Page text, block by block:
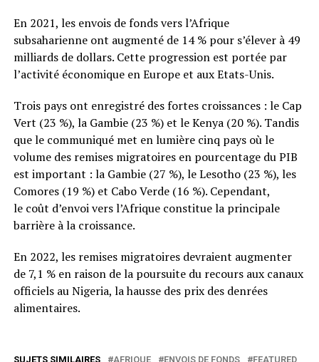
En 2021, les envois de fonds vers l’Afrique
subsaharienne ont augmenté de 14 % pour s’élever à 49
milliards de dollars. Cette progression est portée par
l’activité économique en Europe et aux Etats-Unis.
Trois pays ont enregistré des fortes croissances : le Cap
Vert (23 %), la Gambie (23 %) et le Kenya (20 %). Tandis
que le communiqué met en lumière cinq pays où le
volume des remises migratoires en pourcentage du PIB
est important : la Gambie (27 %), le Lesotho (23 %), les
Comores (19 %) et Cabo Verde (16 %). Cependant,
le coût d’envoi vers l’Afrique constitue la principale
barrière à la croissance.
En 2022, les remises migratoires devraient augmenter
de 7,1 % en raison de la poursuite du recours aux canaux
officiels au Nigeria, la hausse des prix des denrées
alimentaires.
SUJETS SIMILAIRES AFRIQUE ENVOIS DE FONDS FEATURED